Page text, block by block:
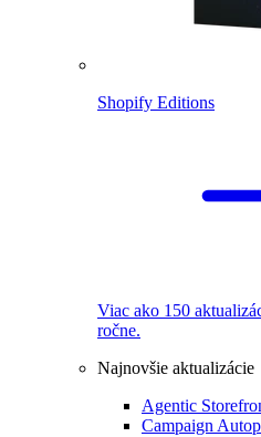
Shopify Editions
Viac ako 150
ročne.
Najnovšie aktualizácie
Agentic
Campaign